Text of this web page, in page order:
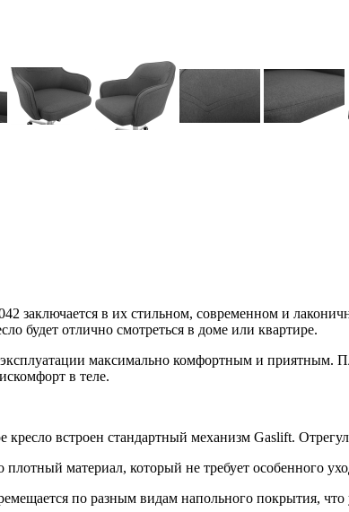
заключается в их стильном, современном и
будет отлично смотреться в доме или квартире.
максимально комфортным и приятным.
в теле.
встроен стандартный механизм Gaslift.
материал, который не требует особенного
по разным видам напольного покрытия,